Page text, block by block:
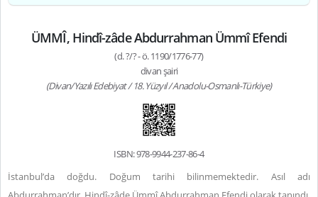
ÜMMÎ, Hindî-zâde Abdurrahman Ümmî Efendi
(d. ?/? - ö. 1190/1776-77)
divan şairi
(Divan/Yazılı Edebiyat / 18. Yüzyıl / Anadolu-Osmanlı-Türkiye)
ISBN: 978-9944-237-86-4
İstanbul’da doğdu. Doğum tarihi bilinmemektedir. Asıl adı